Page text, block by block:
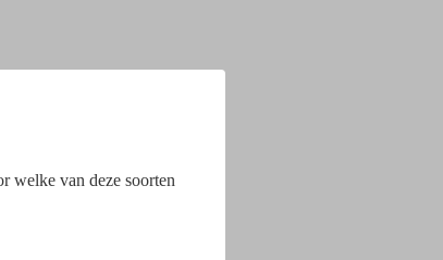
welke van deze soorten